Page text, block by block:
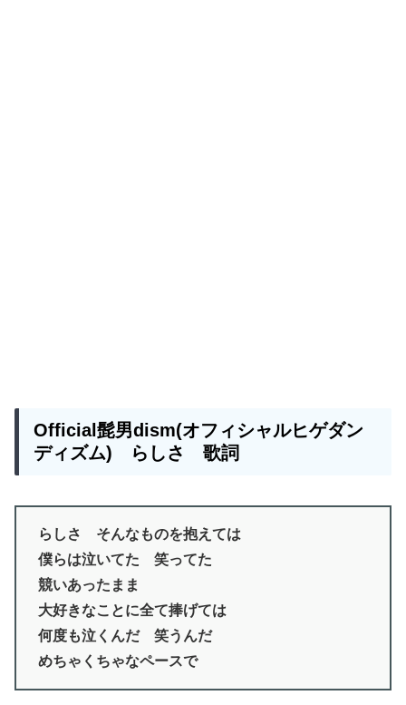
Official髭男dism(オフィシャルヒゲダン
ディズム) らしさ 歌詞
らしさ そんなものを抱えては
僕らは泣いてた 笑ってた
競いあったまま
大好きなことに全て捧げては
何度も泣くんだ 笑うんだ
めちゃくちゃなペースで